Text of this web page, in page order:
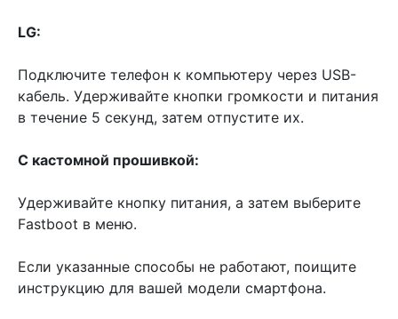
LG:
Подключите телефон к компьютеру через USB-
кабель. Удерживайте кнопки громкости и питания
в течение 5 секунд, затем отпустите их.
С кастомной прошивкой:
Удерживайте кнопку питания, а затем выберите
Fastboot в меню.
Если указанные способы не работают, поищите
инструкцию для вашей модели смартфона.